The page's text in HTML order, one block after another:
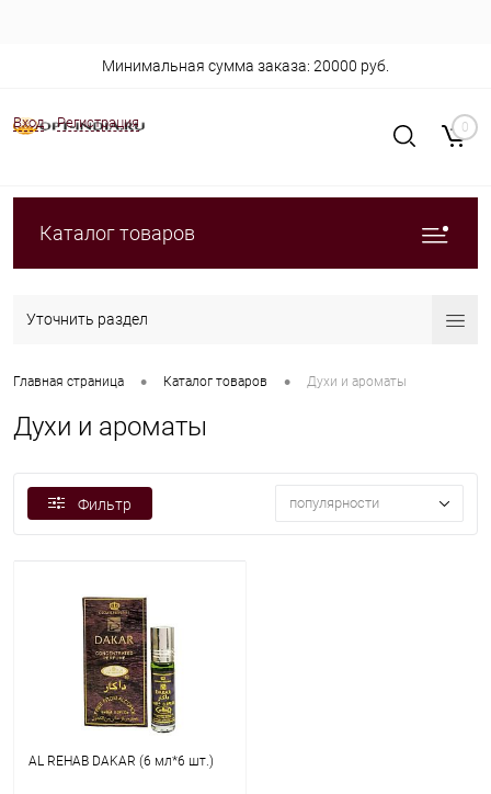
Вход Регистрация
Минимальная сумма заказа: 20000 руб.
0
Каталог товаров
Уточнить раздел
Главная страница • Каталог товаров • Духи и ароматы
Духи и ароматы
Фильтр популярности
AL REHAB DAKAR (6 мл*6 шт.)